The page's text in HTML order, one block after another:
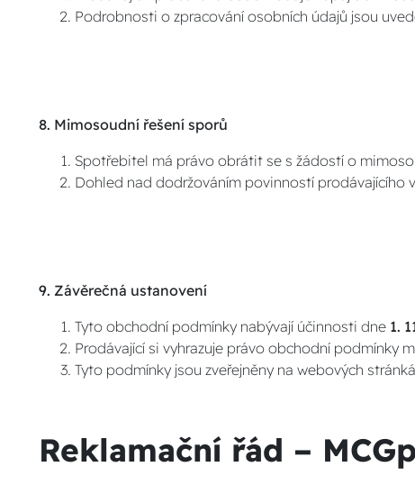
Podrobnosti o zpracování osobních údajů jsou
8. Mimosoudní řešení sporů
Spotřebitel má právo obrátit se s žádostí o
Dohled nad dodržováním povinností prodávajícího
9. Závěrečná ustanovení
Tyto obchodní podmínky nabývají účinnosti dne 1.
Prodávající si vyhrazuje právo obchodní podmínky
Tyto podmínky jsou zveřejněny na webových
Reklamační řád –